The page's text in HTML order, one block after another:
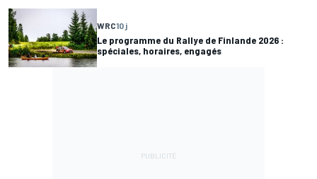
WRC10 j
Le programme du Rallye de Finlande 2026 :
spéciales, horaires, engagés